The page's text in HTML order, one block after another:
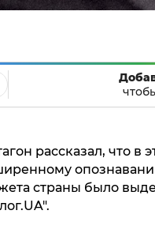
рассказал, что
страны было